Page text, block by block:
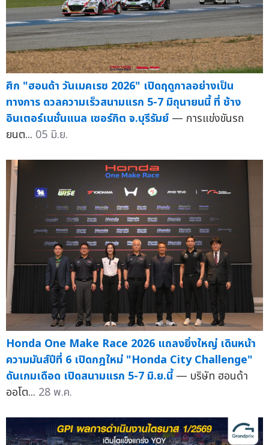
ศึก "ฮอนด้า วันเมคเรซ 2026" เปิดฤดูกาลอย่างเป็น
ทางการ ดวลความเร็วสนามแรก 5-7 มิถุนายนนี้ ที่ ช้าง
อินเตอร์เนชั่นแนล เซอร์กิต จ.บุรีรัมย์ — การแข่งขันรถ
ยนต... 05 มิ.ย.
Honda One Make Race 2026 แถลงยิ่งใหญ่ เดินหน้า
ความมันส์ปีที่ 6 เปิดกฎใหม่ "Honda City Challenge"
ดันเกมเดือด เปิดสนามแรก 5-7 มิ.ย.นี้ — บริษัท ฮอนด้า
ออโต... 28 พ.ค.